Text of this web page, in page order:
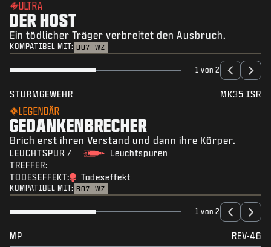
ULTRA
DER HOST
Ein tödlicher Träger verbreitet den Ausbruch.
KOMPATIBEL MIT: BO7 WZ
1 von 2
STURMGEWEHR MK35 ISR
LEGENDÄR
GEDANKENBRECHER
Brich erst ihren Verstand und dann ihre Körper.
LEUCHTSPUR /
TREFFER:
Leuchtspuren
TODESEFFEKT: Todeseffekt
KOMPATIBEL MIT: BO7 WZ
1 von 2
MP REV-46